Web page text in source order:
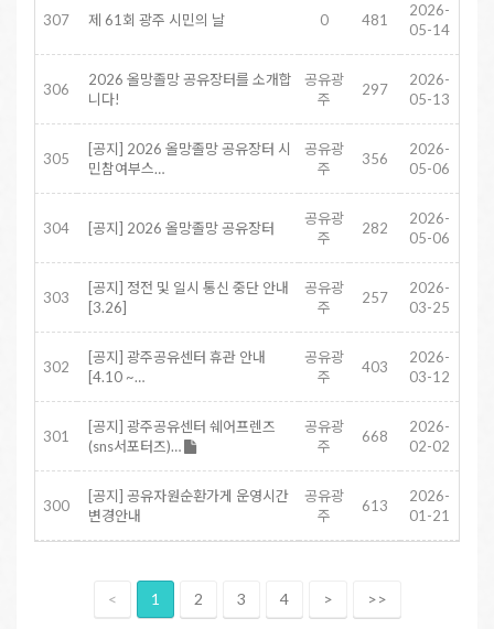
307 제 61회 광주 시민의 날 0 481
2026-
05-14
306
2026 올망졸망 공유장터를 소개합
니다!
공유광
주
297
2026-
05-13
305
[공지] 2026 올망졸망 공유장터 시
민참여부스…
공유광
주
356
2026-
05-06
304 [공지] 2026 올망졸망 공유장터
공유광
주
282
2026-
05-06
303
[공지] 정전 및 일시 통신 중단 안내
[3.26]
공유광
주
257
2026-
03-25
302
[공지] 광주공유센터 휴관 안내
[4.10 ~…
공유광
주
403
2026-
03-12
301
[공지] 광주공유센터 쉐어프렌즈
(sns서포터즈)…
공유광
주
668
2026-
02-02
300
[공지] 공유자원순환가게 운영시간
변경안내
공유광
주
613
2026-
01-21
< 1 2 3 4 > >>